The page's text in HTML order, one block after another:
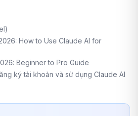
How to Use Claude AI for
Beginner to Pro Guide
ký tài khoản và sử dụng Claude AI